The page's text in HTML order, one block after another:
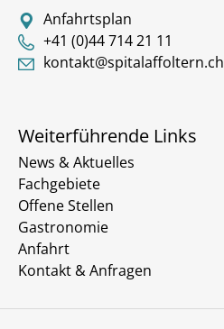
Anfahrtsplan
+41 (0)44 714 21 11
kontakt@spitalaffoltern.ch
Weiterführende Links
News & Aktuelles
Fachgebiete
Offene Stellen
Gastronomie
Anfahrt
Kontakt & Anfragen